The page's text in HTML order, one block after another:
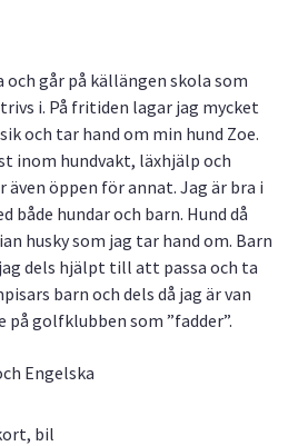
och går på källängen skola som
i. På fritiden lagar jag mycket
och tar hand om min hund Zoe.
inom hundvakt, läxhjälp och
även öppen för annat. Jag är bra i
både hundar och barn. Hund då
husky som jag tar hand om. Barn
dels hjälpt till att passa och ta
barn och dels då jag är van
golfklubben som ”fadder”.
Engelska
bil